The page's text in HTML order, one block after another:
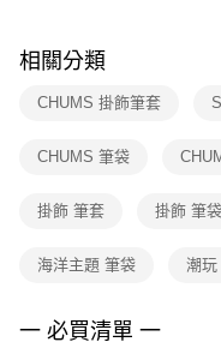
※ 交易是否成功請以「
是否繳費成功／繳費後需取消
客戶支援中心」https://
１．透過由恩沛科技股份有
權轉讓予恩沛科技股份有限公
３．未成年的使用者請事先
４．使用「AFTEE先享後付
相關分類
CHUMS 掛飾筆套
CHUMS 筆袋
掛飾 筆套 掛飾 筆袋
海洋主題 筆袋 潮玩
一 必買清單 一